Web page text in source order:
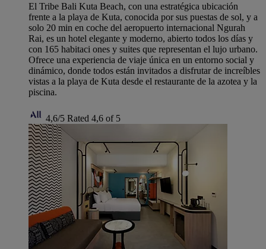
El Tribe Bali Kuta Beach, con una estratégica ubicación
frente a la playa de Kuta, conocida por sus puestas de sol, y a
solo 20 min en coche del aeropuerto internacional Ngurah
Rai, es un hotel elegante y moderno, abierto todos los días y
con 165 habitaci ones y suites que representan el lujo urbano.
Ofrece una experiencia de viaje única en un entorno social y
dinámico, donde todos están invitados a disfrutar de increíbles
vistas a la playa de Kuta desde el restaurante de la azotea y la
piscina.
4,6/5 Rated 4,6 of 5